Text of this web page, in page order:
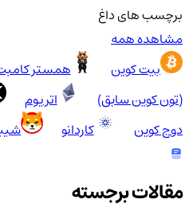
برچسب های داغ
مشاهده همه
بیت کوین
همستر کامبت
(تون کوین سابق)
اتریوم
دوج کوین
کاردانو شیبا
مقالات برجسته